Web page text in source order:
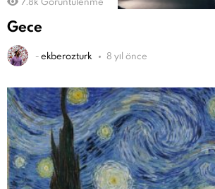
Gece
-ekberozturk 8 yıl önce